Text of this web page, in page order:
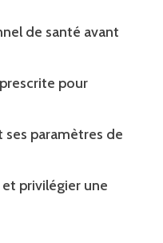
de santé avant
pour
paramètres de
privilégier une